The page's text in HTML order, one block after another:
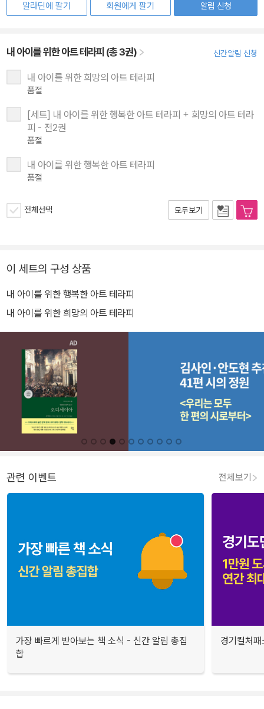
알라딘에 팔기
회원에게 팔기
알림 신청
내 아이를 위한 아트 테라피 (총 3권) 신간알림 신청
내 아이를 위한 희망의 아트 테라피
품절
[세트] 내 아이를 위한 행복한 아트 테라피 + 희망의 아트 테라
피 - 전2권
품절
내 아이를 위한 행복한 아트 테라피
품절
전체선택 모두보기
이 세트의 구성 상품
내 아이를 위한 행복한 아트 테라피
내 아이를 위한 희망의 아트 테라피
관련 이벤트 전체보기
가장 빠르게 받아보는 책 소식 - 신간 알림 총집
합
경기컬처